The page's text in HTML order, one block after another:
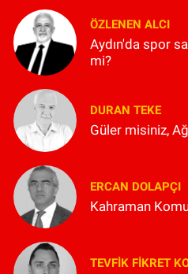
ÖZLENEN ALCI
Aydın'da spor
mi?
DURAN TEKE
Güler misiniz,
ERCAN DOLAPÇI
Kahraman
TEVFIK FIKRET